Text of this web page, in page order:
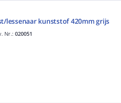
lessenaar kunststof 420mm grijs
Nr.: 020051